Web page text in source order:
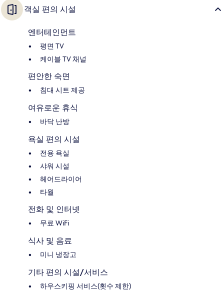
객실 편의 시설
엔터테인먼트
평면 TV
케이블 TV 채널
편안한 숙면
침대 시트 제공
여유로운 휴식
바닥 난방
욕실 편의 시설
전용 욕실
샤워 시설
헤어드라이어
타월
전화 및 인터넷
무료 WiFi
식사 및 음료
미니 냉장고
기타 편의 시설/서비스
하우스키핑 서비스(횟수 제한)